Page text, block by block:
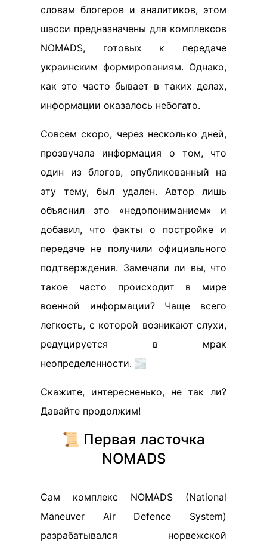
словам блогеров и аналитиков, этом
шасси предназначены для комплексов
NOMADS, готовых к передаче
украинским формированиям. Однако,
как это часто бывает в таких делах,
информации оказалось небогато.
Совсем скоро, через несколько дней,
прозвучала информация о том, что
один из блогов, опубликованный на
эту тему, был удален. Автор лишь
объяснил это «недопониманием» и
добавил, что факты о постройке и
передаче не получили официального
подтверждения. Замечали ли вы, что
такое часто происходит в мире
военной информации? Чаще всего
легкость, с которой возникают слухи,
редуцируется в мрак
неопределенности. 🌫️
Скажите, интересненько, не так ли?
Давайте продолжим!
📜 Первая ласточка
NOMADS
Сам комплекс NOMADS (National
Maneuver Air Defence System)
разрабатывался норвежской